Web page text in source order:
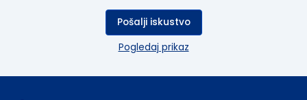
Pošalji iskustvo
Pogledaj prikaz